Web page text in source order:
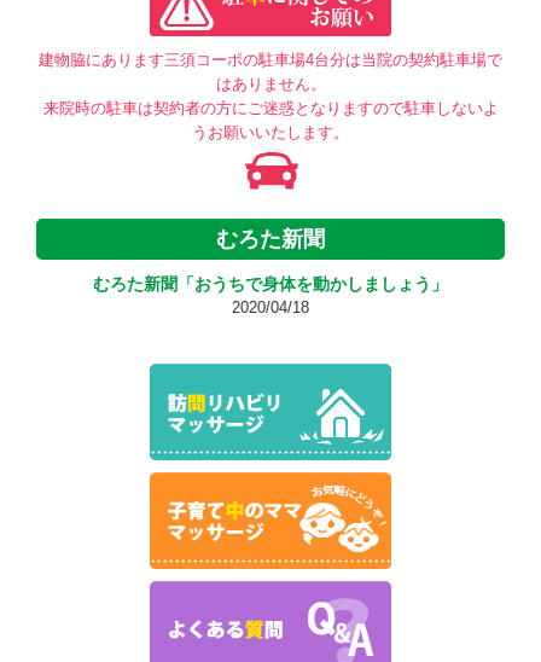
建物脇にあります三須コーポの駐車場4台分は当院の契約駐車場で
はありません。
来院時の駐車は契約者の方にご迷惑となりますので駐車しないよ
うお願いいたします。
むろた新聞
むろた新聞「おうちで身体を動かしましょう」
2020/04/18